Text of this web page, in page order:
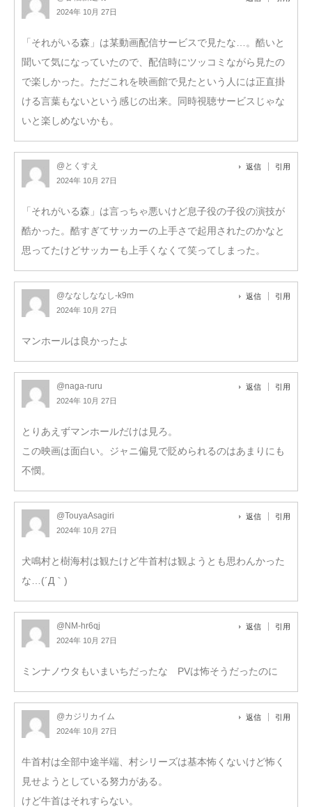
2024年 10月 27日
「それがいる森」は某動画配信サービスで見たな…。酷いと
聞いて気になっていたので、配信時にツッコミながら見たの
で楽しかった。ただこれを映画館で見たという人には正直掛
ける言葉もないという感じの出来。同時視聴サービスじゃな
いと楽しめないかも。
@とくすえ
2024年 10月 27日
返信 引用
「それがいる森」は言っちゃ悪いけど息子役の子役の演技が
酷かった。酷すぎてサッカーの上手さで起用されたのかなと
思ってたけどサッカーも上手くなくて笑ってしまった。
@ななしななし-k9m
2024年 10月 27日
返信 引用
マンホールは良かったよ
@naga-ruru
2024年 10月 27日
返信 引用
とりあえずマンホールだけは見ろ。
この映画は面白い。ジャニ偏見で貶められるのはあまりにも
不憫。
@TouyaAsagiri
2024年 10月 27日
返信 引用
犬鳴村と樹海村は観たけど牛首村は観ようとも思わんかった
な…(´Д｀)
@NM-hr6qj
2024年 10月 27日
返信 引用
ミンナノウタもいまいちだったな PVは怖そうだったのに
@カジリカイム
2024年 10月 27日
返信 引用
牛首村は全部中途半端、村シリーズは基本怖くないけど怖く
見せようとしている努力がある。
けど牛首はそれすらない。